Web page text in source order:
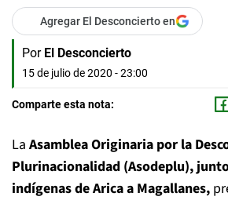
Agregar El Desconcierto en
Por El Desconcierto
15 de julio de 2020 - 23:00
Comparte esta nota:
La Asamblea Originaria por la
Plurinacionalidad (Asodeplu),
indígenas de Arica a Magallanes,